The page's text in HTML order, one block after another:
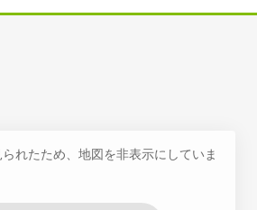
れたため、地図を非表示にしていま